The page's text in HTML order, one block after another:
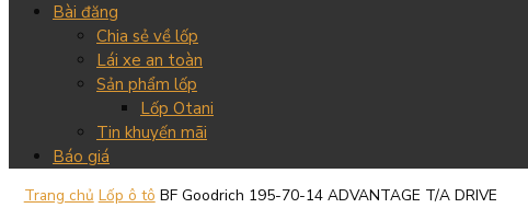
Bài đăng
Chia sẻ về lốp
Lái xe an toàn
Sản phẩm lốp
Lốp Otani
Tin khuyến mãi
Báo giá
Trang chủ Lốp ô tô BF Goodrich 195-70-14 ADVANTAGE T/A DRIVE